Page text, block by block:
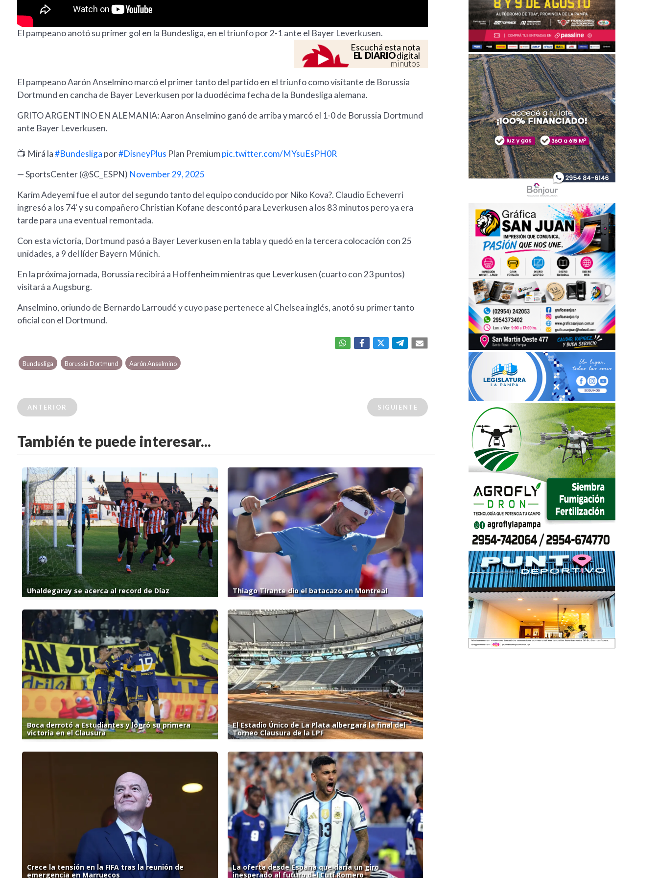
El pampeano anotó su primer gol en la Bundesliga, en el triunfo por 2-1 ante el Bayer Leverkusen.
Escuchá esta nota
EL DIARIOdigital
minutos
El pampeano Aarón Anselmino marcó el primer tanto del partido en el triunfo como visitante de Borussia
Dortmund en cancha de Bayer Leverkusen por la duodécima fecha de la Bundesliga alemana.
GRITO ARGENTINO EN ALEMANIA: Aaron Anselmino ganó de arriba y marcó el 1-0 de Borussia Dortmund
ante Bayer Leverkusen.
📺 Mirá la#Bundesliga por#DisneyPlus Plan Premiumpic.twitter.com/MYsuEsPH0R
— SportsCenter (@SC_ESPN) November 29, 2025
Karim Adeyemi fue el autor del segundo tanto del equipo conducido por Niko Kova?. Claudio Echeverri
ingresó a los 74' y su compañero Christian Kofane descontó para Leverkusen a los 83 minutos pero ya era
tarde para una eventual remontada.
Con esta victoria, Dortmund pasó a Bayer Leverkusen en la tabla y quedó en la tercera colocación con 25
unidades, a 9 del líder Bayern Múnich.
En la próxima jornada, Borussia recibirá a Hoffenheim mientras que Leverkusen (cuarto con 23 puntos)
visitará a Augsburg.
Anselmino, oriundo de Bernardo Larroudé y cuyo pase pertenece al Chelsea inglés, anotó su primer tanto
oficial con el Dortmund.
Bundesliga Borussia Dortmund Aarón Anselmino
ANTERIOR SIGUIENTE
También te puede interesar...
Uhaldegaray se acerca al record de Díaz Thiago Tirante dio el batacazo en Montreal
Boca derrotó a Estudiantes y logró su primera
victoria en el Clausura
El Estadio Único de La Plata albergará la final del
Torneo Clausura de la LPF
Crece la tensión en la FIFA tras la reunión de
emergencia en Marruecos
La oferta desde España que daría un giro
inesperado al futuro del Cuti Romero